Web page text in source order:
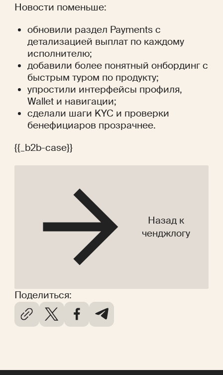
Поделиться:
Новости поменьше:
обновили раздел Payments с
детализацией выплат по каждому
исполнителю;
добавили более понятный онбординг с
быстрым туром по продукту;
упростили интерфейсы профиля,
Wallet и навигации;
сделали шаги KYC и проверки
бенефициаров прозрачнее.
{{_b2b-case}}
Назад к
ченджлогу